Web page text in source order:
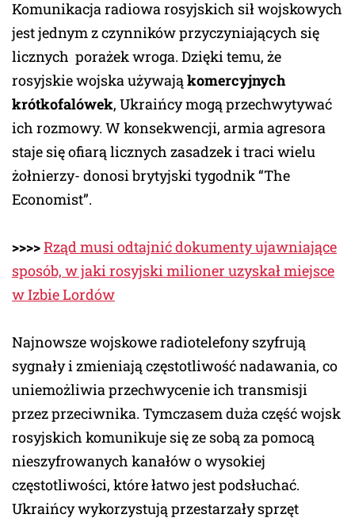
Komunikacja radiowa rosyjskich sił wojskowych
jest jednym z czynników przyczyniających się
licznych porażek wroga. Dzięki temu, że
rosyjskie wojska używająkomercyjnych
krótkofalówek, Ukraińcy mogą przechwytywać
ich rozmowy. W konsekwencji, armia agresora
staje się ofiarą licznych zasadzek i traci wielu
żołnierzy- donosi brytyjski tygodnik “The
Economist”.
>>>>Rząd musi odtajnić dokumenty ujawniające
sposób, w jaki rosyjski milioner uzyskał miejsce
w Izbie Lordów
Najnowsze wojskowe radiotelefony szyfrują
sygnały i zmieniają częstotliwość nadawania, co
uniemożliwia przechwycenie ich transmisji
przez przeciwnika. Tymczasem duża część wojsk
rosyjskich komunikuje się ze sobą za pomocą
nieszyfrowanych kanałów o wysokiej
częstotliwości, które łatwo jest podsłuchać.
Ukraińcy wykorzystują przestarzały sprzęt